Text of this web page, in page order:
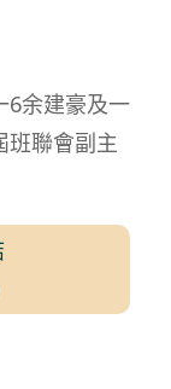
6余建豪及一
班聯會副主